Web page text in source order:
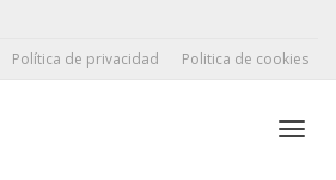
Política de privacidad Politica de cookies